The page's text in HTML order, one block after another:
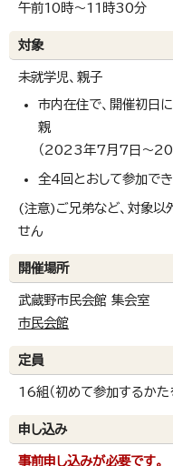
午前10時～11時30分
対象
未就学児、親子
市内在住で、開催初日
親
（2023年7月7日～
全4回とおして参加で
(注意)ご兄弟など、対象以
せん
開催場所
武蔵野市民会館 集会室
市民会館
定員
16組（初めて参加するかた
申し込み
事前申し込みが必要です。